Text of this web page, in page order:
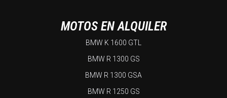
MOTOS EN ALQUILER
BMW K 1600 GTL
BMW R 1300 GS
BMW R 1300 GSA
BMW R 1250 GS